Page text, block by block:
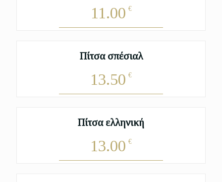
11.00 €
Πίτσα σπέσιαλ
13.50 €
Πίτσα ελληνική
13.00 €